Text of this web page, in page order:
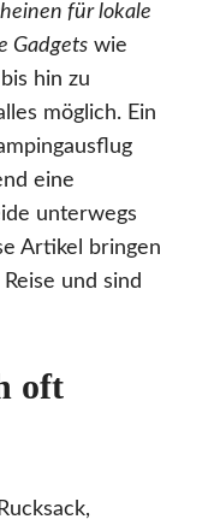
für lokale
Gadgets wie
hin zu
möglich. Ein
eine
unterwegs
Artikel bringen
und sind
oft